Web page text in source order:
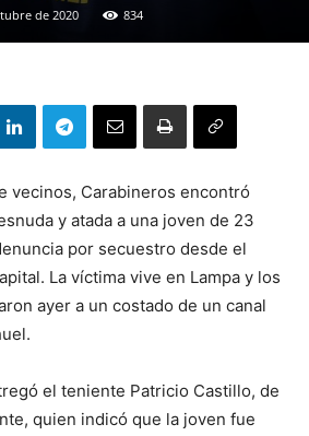
de 2020 834
vecinos, Carabineros encontró
y atada a una joven de 23
por secuestro desde el
La víctima vive en Lampa y los
ayer a un costado de un canal
el teniente Patricio Castillo, de
quien indicó que la joven fue